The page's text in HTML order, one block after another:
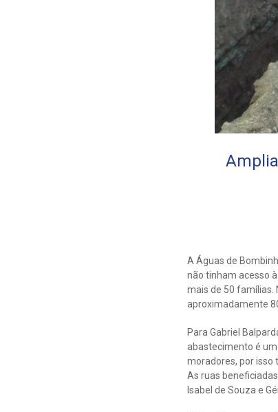
A Águas de
não tinham acesso
mais de 50 famílias.
aproximadamente
Para Gabriel
abastecimento é um
moradores, por isso
As ruas
Isabel de Souza e